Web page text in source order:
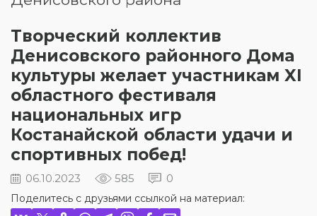
Творческий коллектив
Денисовского районного Дома
культуры желает участникам XI
областного фестиваля
национальных игр
Костанайской области удачи и
спортивных побед!
06.10.2023 585 0
Поделитесь с друзьями ссылкой на материал: